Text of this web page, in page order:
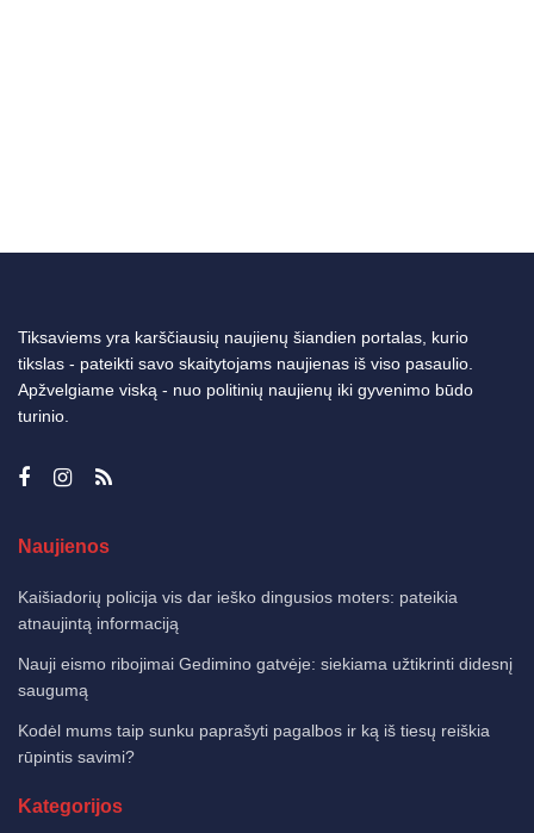
Tiksaviems yra karščiausių naujienų šiandien portalas, kurio
tikslas - pateikti savo skaitytojams naujienas iš viso pasaulio.
Apžvelgiame viską - nuo politinių naujienų iki gyvenimo būdo
turinio.
Naujienos
Kaišiadorių policija vis dar ieško dingusios moters: pateikia
atnaujintą informaciją
Nauji eismo ribojimai Gedimino gatvėje: siekiama užtikrinti didesnį
saugumą
Kodėl mums taip sunku paprašyti pagalbos ir ką iš tiesų reiškia
rūpintis savimi?
Kategorijos